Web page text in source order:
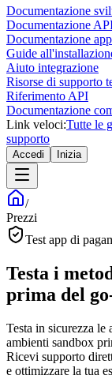
Documentazione
Documentazione
Documentazione app
Guide
Aiuto integrazione
Risorse di supporto
Riferimento API
Documentazione
Link veloci:Tutte le
supporto
Accedi Inizia
/
Prezzi
Test app di
Testa i
prima del
Testa in sicurezza
ambienti sandbox
Ricevi supporto
e ottimizzare la tua